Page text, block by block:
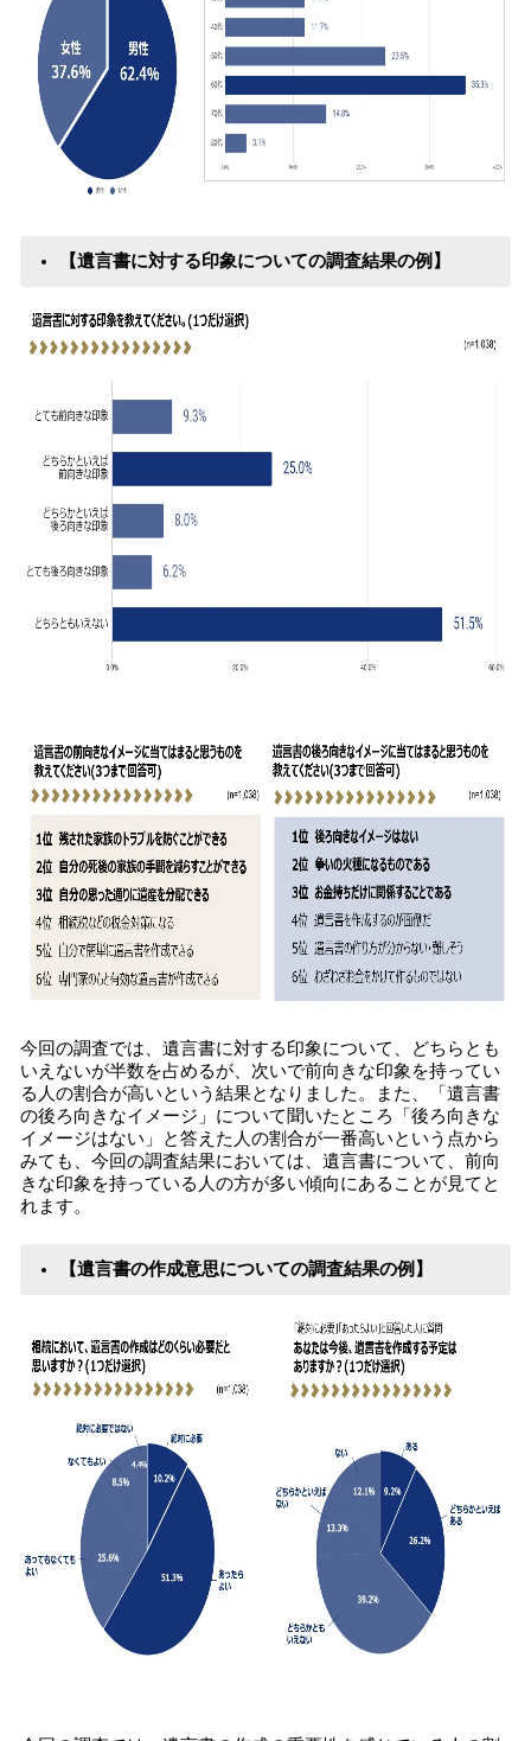
【遺言書に対する印象についての調査結果の例】
今回の調査では、遺言書に対する印象について、どちらとも
いえないが半数を占めるが、次いで前向きな印象を持ってい
る人の割合が高いという結果となりました。また、「遺言書
の後ろ向きなイメージ」について聞いたところ「後ろ向きな
イメージはない」と答えた人の割合が一番高いという点から
みても、今回の調査結果においては、遺言書について、前向
きな印象を持っている人の方が多い傾向にあることが見てと
れます。
【遺言書の作成意思についての調査結果の例】